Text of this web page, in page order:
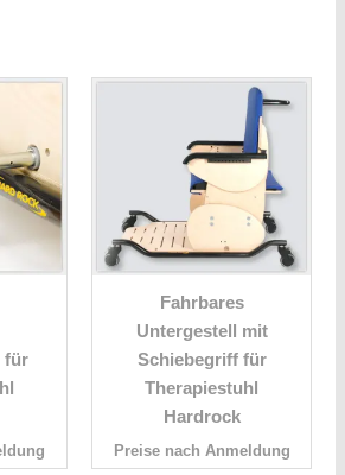
für
Fahrbares
Untergestell mit
Schiebegriff für
Therapiestuhl
Hardrock
Preise nach Anmeldung